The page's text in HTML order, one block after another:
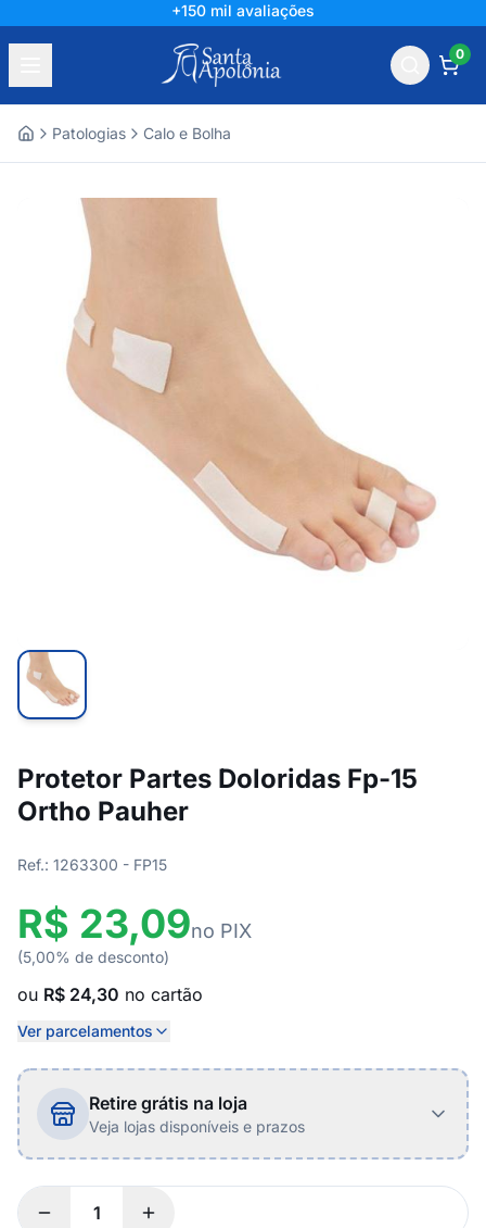
+150 mil avaliações
0
Patologias Calo e Bolha
Protetor Partes Doloridas Fp-15
Ortho Pauher
Ref.: 1263300 - FP15
R$ 23,09no PIX
(5,00% de desconto)
ou R$ 24,30 no cartão
Ver parcelamentos
Retire grátis na loja
Veja lojas disponíveis e prazos